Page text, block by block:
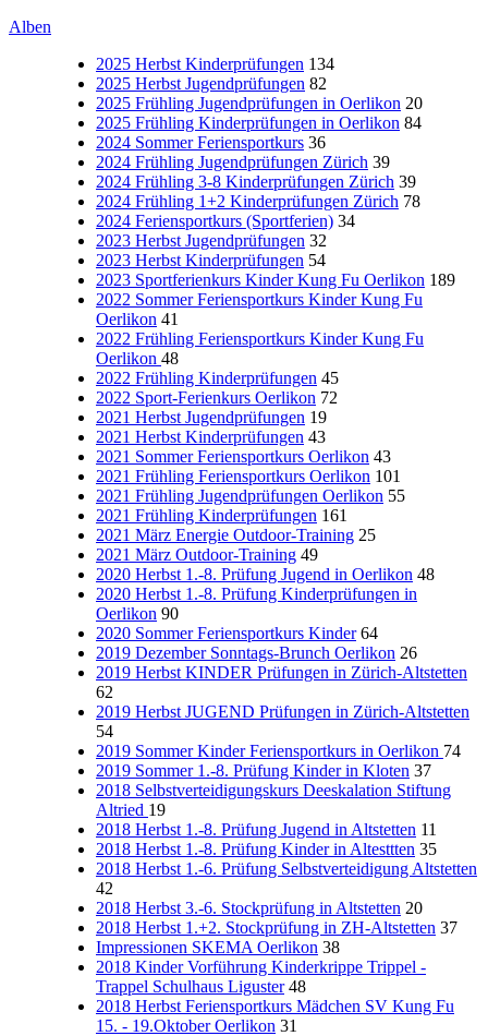
Alben
2025 Herbst Kinderprüfungen 134
2025 Herbst Jugendprüfungen 82
2025 Frühling Jugendprüfungen in Oerlikon 20
2025 Frühling Kinderprüfungen in Oerlikon 84
2024 Sommer Feriensportkurs 36
2024 Frühling Jugendprüfungen Zürich 39
2024 Frühling 3-8 Kinderprüfungen Zürich 39
2024 Frühling 1+2 Kinderprüfungen Zürich 78
2024 Feriensportkurs (Sportferien) 34
2023 Herbst Jugendprüfungen 32
2023 Herbst Kinderprüfungen 54
2023 Sportferienkurs Kinder Kung Fu Oerlikon 189
2022 Sommer Feriensportkurs Kinder Kung Fu
Oerlikon 41
2022 Frühling Feriensportkurs Kinder Kung Fu
Oerlikon 48
2022 Frühling Kinderprüfungen 45
2022 Sport-Ferienkurs Oerlikon 72
2021 Herbst Jugendprüfungen 19
2021 Herbst Kinderprüfungen 43
2021 Sommer Feriensportkurs Oerlikon 43
2021 Frühling Feriensportkurs Oerlikon 101
2021 Frühling Jugendprüfungen Oerlikon 55
2021 Frühling Kinderprüfungen 161
2021 März Energie Outdoor-Training 25
2021 März Outdoor-Training 49
2020 Herbst 1.-8. Prüfung Jugend in Oerlikon 48
2020 Herbst 1.-8. Prüfung Kinderprüfungen in
Oerlikon 90
2020 Sommer Feriensportkurs Kinder 64
2019 Dezember Sonntags-Brunch Oerlikon 26
2019 Herbst KINDER Prüfungen in Zürich-Altstetten
62
2019 Herbst JUGEND Prüfungen in Zürich-Altstetten
54
2019 Sommer Kinder Feriensportkurs in Oerlikon 74
2019 Sommer 1.-8. Prüfung Kinder in Kloten 37
2018 Selbstverteidigungskurs Deeskalation Stiftung
Altried 19
2018 Herbst 1.-8. Prüfung Jugend in Altstetten 11
2018 Herbst 1.-8. Prüfung Kinder in Altesttten 35
2018 Herbst 1.-6. Prüfung Selbstverteidigung Altstetten
42
2018 Herbst 3.-6. Stockprüfung in Altstetten 20
2018 Herbst 1.+2. Stockprüfung in ZH-Altstetten 37
Impressionen SKEMA Oerlikon 38
2018 Kinder Vorführung Kinderkrippe Trippel -
Trappel Schulhaus Liguster 48
2018 Herbst Feriensportkurs Mädchen SV Kung Fu
15. - 19.Oktober Oerlikon 31